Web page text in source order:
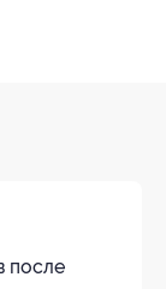
после